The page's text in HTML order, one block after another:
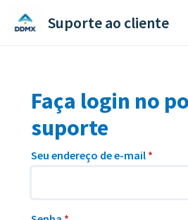
Suporte ao cliente
Faça login no
suporte
Seu endereço de e-mail *